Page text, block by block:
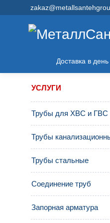
Доставка в день
УСЛУГИ
Трубы для ХВС и ГВС
Трубы
Трубы стальные
Соединение труб
Запорная арматура